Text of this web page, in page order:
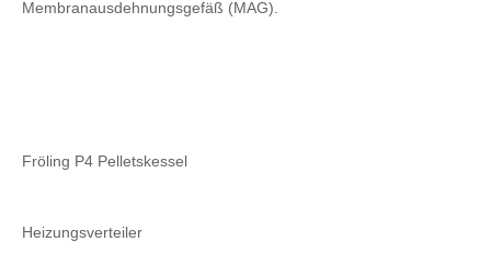
Membranausdehnungsgefäß (MAG).
Fröling P4 Pelletskessel
Heizungsverteiler